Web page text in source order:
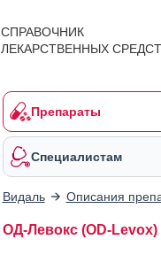
СПРАВОЧНИК
ЛЕКАРСТВЕННЫХ
Препараты
Специалистам
Видаль Описания
ОД-Левокс (OD-Levox)